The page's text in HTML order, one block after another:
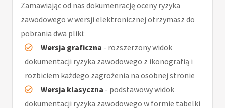
Zamawiając od nas dokumenrację oceny ryzyka
zawodowego w wersji elektronicznej otrzymasz do
pobrania dwa pliki:
Wersja graficzna - rozszerzony widok
dokumentacji ryzyka zawodowego z ikonografią i
rozbiciem każdego zagrożenia na osobnej stronie
Wersja klasyczna - podstawowy widok
dokumentacji ryzyka zawodowego w formie tabelki